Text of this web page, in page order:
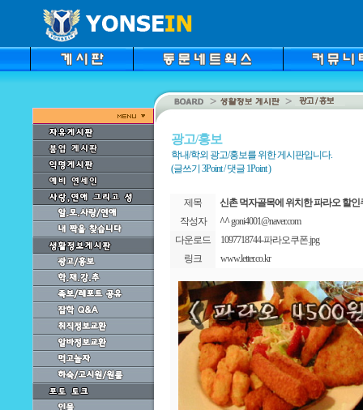
광고/홍보
학내/학외 광고/홍보를 위한 게시판입니다.
(글쓰기 3Point / 댓글 1Point )
제목
신촌 먹자골목에 위치한 파라오 할인
작성자
^^goni4001@naver.com
다운로드
1097718744-파라오쿠폰.jpg
링크
www.letter.co.kr